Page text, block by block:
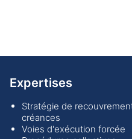
Expertises
Stratégie de
créances
Voies d'exécution forcée